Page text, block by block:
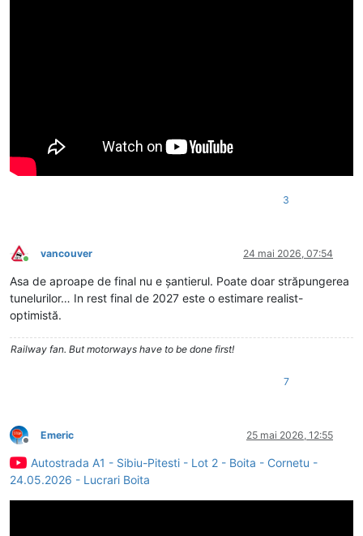
3
Conectat
vancouver 24 mai 2026, 07:54
Asa de aproape de final nu e șantierul. Poate doar străpungerea
tunelurilor… In rest final de 2027 este o estimare realist-
optimistă.
Railway fan. But motorways have to be done first!
7
Deconectat
Emeric 25 mai 2026, 12:55
Autostrada A1 - Sibiu-Pitesti - Lot 2 - Boita - Cornetu -
24.05.2026 - Lucrari Boita